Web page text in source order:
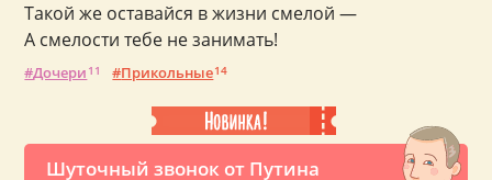
Шуточный звонок от Путина
Такой же оставайся в жизни смелой —
А смелости тебе не занимать!
Дочери 11 Прикольные14